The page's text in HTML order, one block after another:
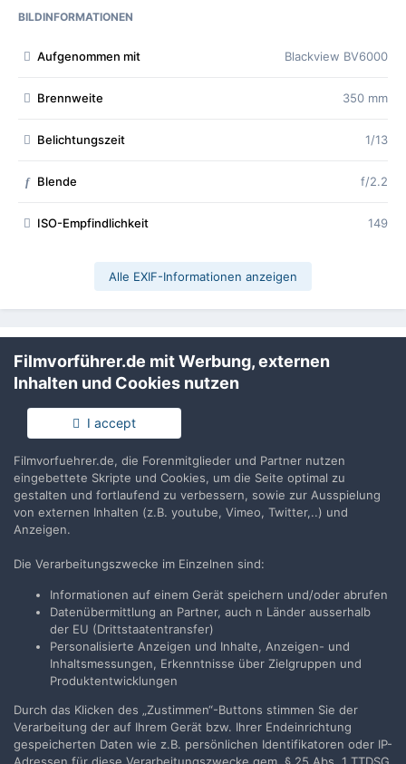
BILDINFORMATIONEN
Aufgenommen mit Blackview BV6000
Brennweite 350 mm
Belichtungszeit 1/13
f Blende f/2.2
ISO-Empfindlichkeit 149
Alle EXIF-Informationen anzeigen
Teilen Folgen
Keine Kommentare vorhanden
Erstelle ein Benutzerkonto oder melde Dich
an, um zu kommentieren
Du musst ein Benutzerkonto haben, um einen Kommentar
Benutzerkonto erstellen
Neues Benutzerkonto für unsere Community erstellen. Es
ist einfach!
Neues Benutzerkonto erstellen
Anmelden
Du hast bereits ein Benutzerkonto? Melde Dich hier an.
Filmvorführer.de mit Werbung, externen
Inhalten und Cookies nutzen
I accept
Filmvorfuehrer.de, die Forenmitglieder und Partner nutzen
eingebettete Skripte und Cookies, um die Seite optimal zu
gestalten und fortlaufend zu verbessern, sowie zur Ausspielung
von externen Inhalten (z.B. youtube, Vimeo, Twitter,..) und
Anzeigen.
Die Verarbeitungszwecke im Einzelnen sind:
Informationen auf einem Gerät speichern und/oder abrufen
Datenübermittlung an Partner, auch n Länder ausserhalb
der EU (Drittstaatentransfer)
Personalisierte Anzeigen und Inhalte, Anzeigen- und
Inhaltsmessungen, Erkenntnisse über Zielgruppen und
Produktentwicklungen
Durch das Klicken des „Zustimmen“-Buttons stimmen Sie der
Verarbeitung der auf Ihrem Gerät bzw. Ihrer Endeinrichtung
gespeicherten Daten wie z.B. persönlichen Identifikatoren oder IP-
Adressen für diese Verarbeitungszwecke gem. § 25 Abs. 1 TTDSG